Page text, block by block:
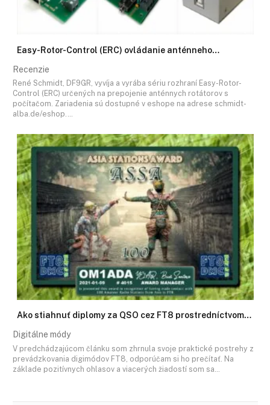
Easy-Rotor-Control (ERC) ovládanie anténneho…
Recenzie
René Schmidt, DF9GR, vyvíja a vyrába sériu rozhraní Easy-Rotor-
Control (ERC) určených na prepojenie anténnych rotátorov s
počítačom. Zariadenia sú dostupné v eshope na adrese schmidt-
alba.de/eshop.…
Ako stiahnuť diplomy za QSO cez FT8 prostredníctvom…
Digitálne módy
V predchádzajúcom článku som zhrnula svoje praktické postrehy z
prevádzkovania digimódov FT8, odporúčam si ho prečítať. Na
základe pozitívnych ohlasov a viacerých žiadostí som sa…